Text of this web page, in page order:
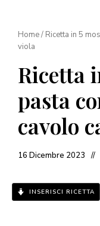
Home/ Ricetta in 5
viola
Ricetta
pasta
cavolo
16 Dicembre 2023
INSERISCI RICETTA